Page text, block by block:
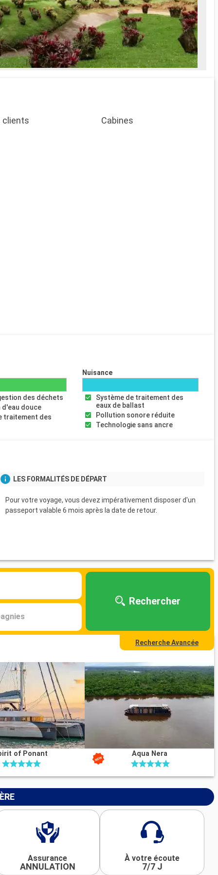
clients Cabines
des déchets
douce
traitement des
Nuisance
Système de traitement des
eaux de ballast
Pollution sonore réduite
Technologie sans ancre
LES FORMALITÉS DE DÉPART
Pour votre voyage, vous devez impérativement disposer d'un
passeport valable 6 mois après la date de retour.
Rechercher
Recherche Avancée
of Ponant Aqua Nera
Assurance
ANNULATION
À votre écoute
7/7 J